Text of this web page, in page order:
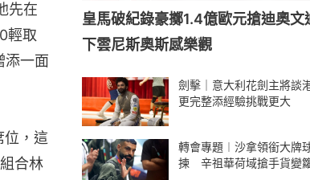
先在
輕取
添一面
位，這
合林
皇馬破紀錄豪擲1.4億歐元搶迪奧
下雲尼斯奧斯感樂觀
劍擊｜意大利花劍主將
更完整添經驗挑戰更大
轉會專題︱沙拿領銜大牌
揀 辛祖華荷域搶手貨變